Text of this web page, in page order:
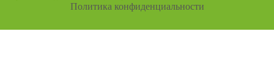
Политика конфиденциальности